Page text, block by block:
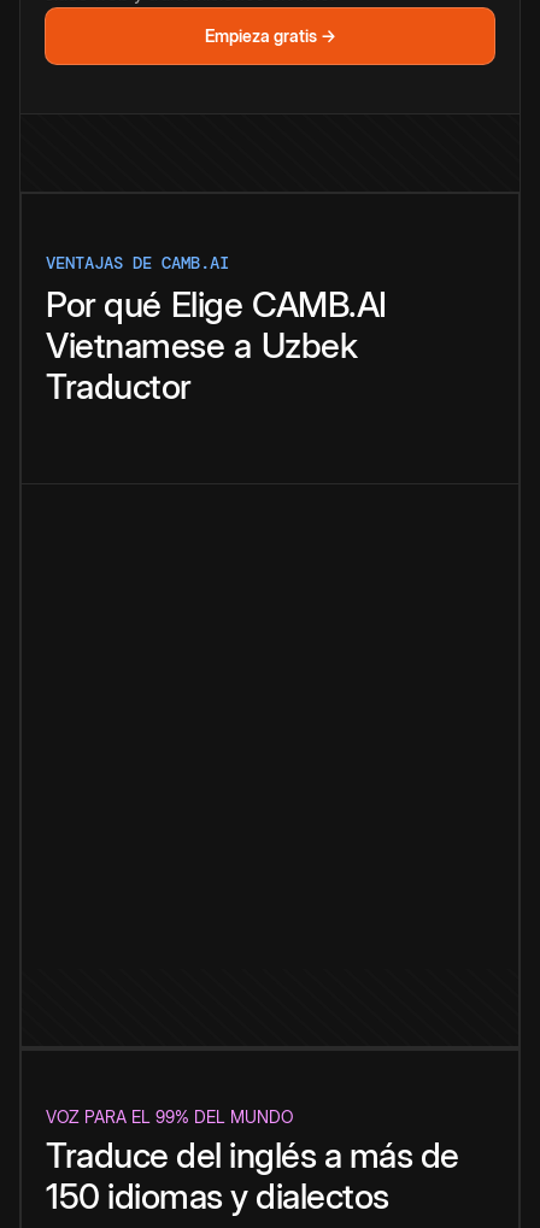
Empieza gratis →
VENTAJAS DE CAMB.AI
Por qué Elige CAMB.AI
Vietnamese a Uzbek
Traductor
VOZ PARA EL 99% DEL MUNDO
Traduce del inglés a más de
150 idiomas y dialectos